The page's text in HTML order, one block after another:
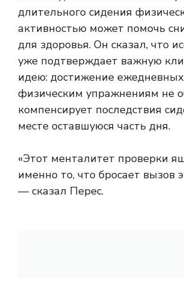
длительного сидения
активностью может помочь
для здоровья. Он сказал, что
уже подтверждает важную
идею: достижение
физическим упражнениям не
компенсирует последствия
месте оставшуюся часть дня.
«Этот менталитет проверки
именно то, что бросает вызов
— сказал Перес.